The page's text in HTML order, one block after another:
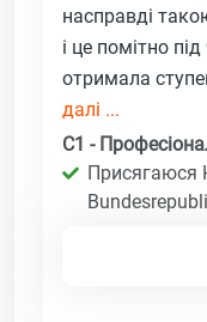
насправді
і це помітно
отримала
далі ...
C1 -
Присягаюся